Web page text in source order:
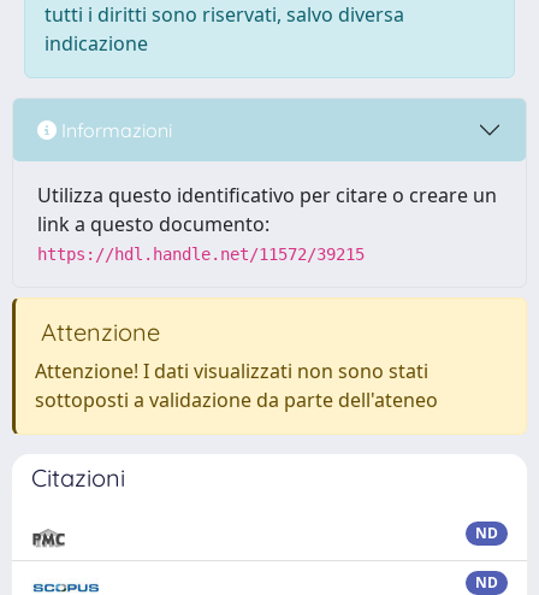
tutti i diritti sono riservati, salvo diversa
indicazione
Informazioni
Utilizza questo identificativo per citare o creare un
link a questo documento:
https://hdl.handle.net/11572/39215
Attenzione
Attenzione! I dati visualizzati non sono stati
sottoposti a validazione da parte dell'ateneo
Citazioni
ND
ND